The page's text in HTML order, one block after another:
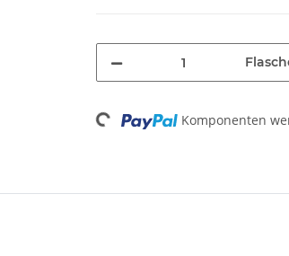
Loading... Komponenten